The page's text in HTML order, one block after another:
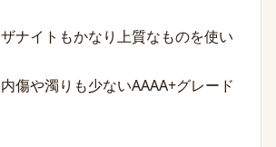
ナイトもかなり上質なものを使い
傷や濁りも少ないAAAA+グレード